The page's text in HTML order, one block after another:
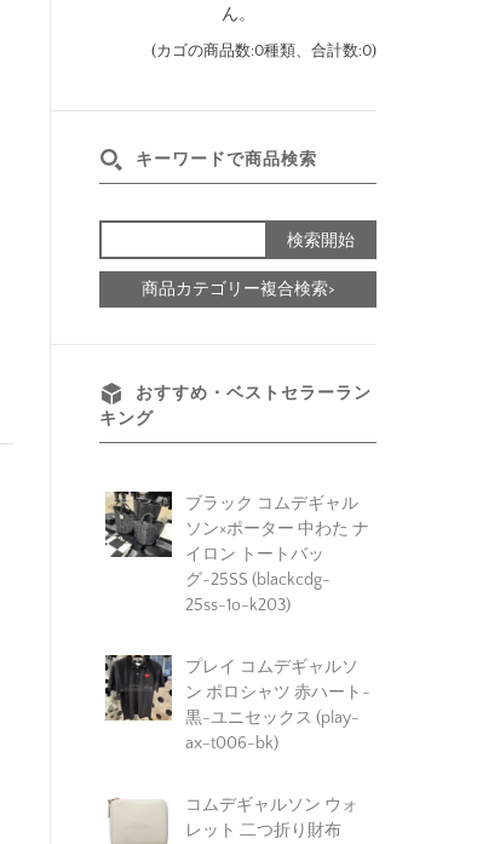
ん。
(カゴの商品数:0種類、合計数:0)
キーワードで商品検索
商品カテゴリー複合検索>
おすすめ・ベストセラーラン
キング
ブラック コムデギャル
ソン×ポーター 中わた ナ
イロン トートバッ
グ-25SS (blackcdg-
25ss-1o-k203)
プレイ コムデギャルソ
ン ポロシャツ 赤ハート-
黒-ユニセックス (play-
ax-t006-bk)
コムデギャルソン ウォ
レット 二つ折り財布